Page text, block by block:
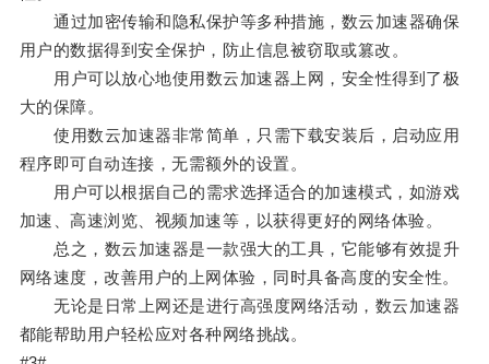
通过加密传输和隐私保护等多种措施，数云加速器确保
用户的数据得到安全保护，防止信息被窃取或篡改。
用户可以放心地使用数云加速器上网，安全性得到了极
大的保障。
使用数云加速器非常简单，只需下载安装后，启动应用
程序即可自动连接，无需额外的设置。
用户可以根据自己的需求选择适合的加速模式，如游戏
加速、高速浏览、视频加速等，以获得更好的网络体验。
总之，数云加速器是一款强大的工具，它能够有效提升
网络速度，改善用户的上网体验，同时具备高度的安全性。
无论是日常上网还是进行高强度网络活动，数云加速器
都能帮助用户轻松应对各种网络挑战。